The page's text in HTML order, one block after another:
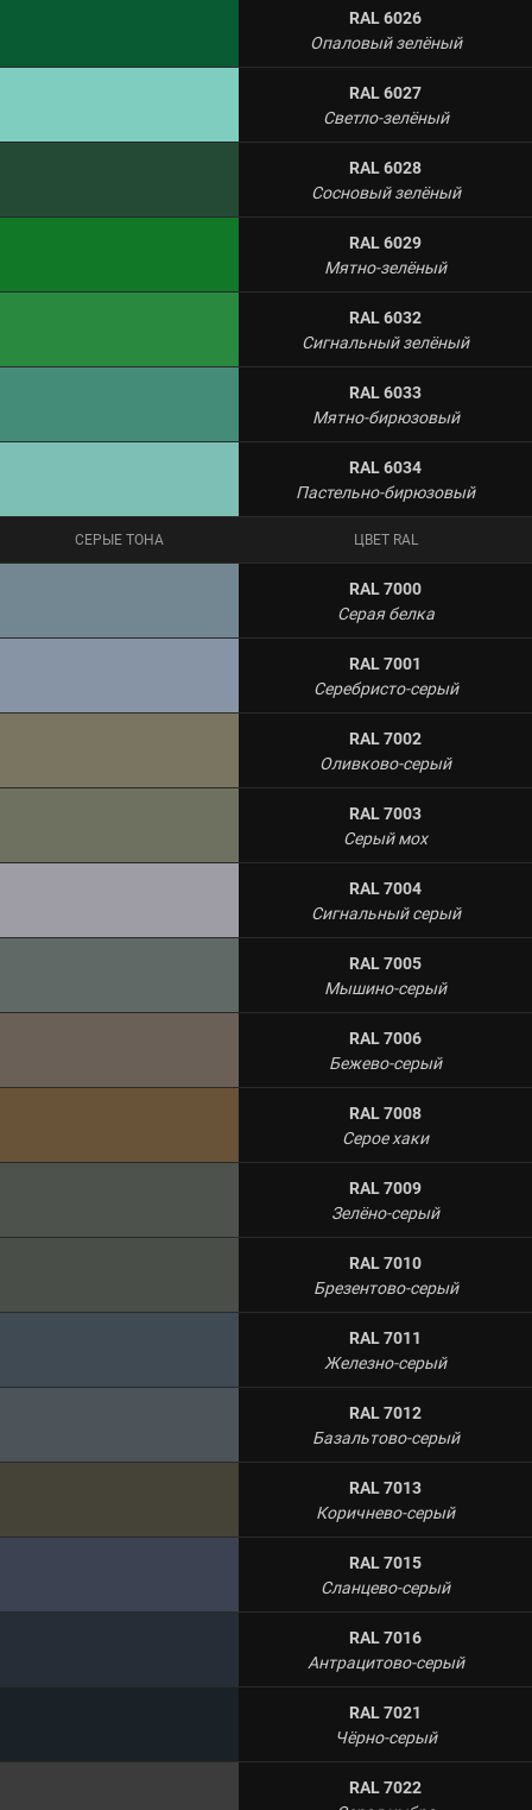
RAL 6026
Опаловый зелёный
RAL 6027
Светло-зелёный
RAL 6028
Сосновый зелёный
RAL 6029
Мятно-зелёный
RAL 6032
Сигнальный зелёный
RAL 6033
Мятно-бирюзовый
RAL 6034
Пастельно-бирюзовый
СЕРЫЕ ТОНА ЦВЕТ RAL
RAL 7000
Серая белка
RAL 7001
Серебристо-серый
RAL 7002
Оливково-серый
RAL 7003
Серый мох
RAL 7004
Сигнальный серый
RAL 7005
Мышино-серый
RAL 7006
Бежево-серый
RAL 7008
Серое хаки
RAL 7009
Зелёно-серый
RAL 7010
Брезентово-серый
RAL 7011
Железно-серый
RAL 7012
Базальтово-серый
RAL 7013
Коричнево-серый
RAL 7015
Сланцево-серый
RAL 7016
Антрацитово-серый
RAL 7021
Чёрно-серый
RAL 7022